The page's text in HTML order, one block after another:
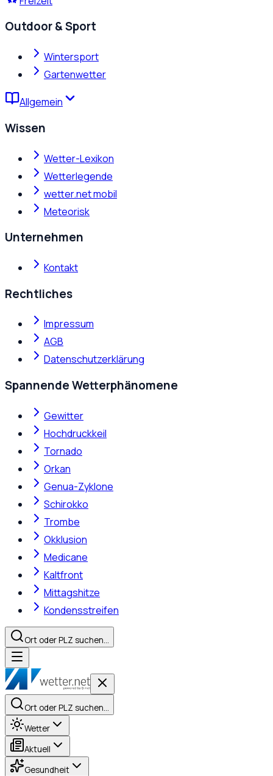
Outdoor & Sport
Wintersport
Gartenwetter
Allgemein
Wissen
Wetter-Lexikon
Wetterlegende
wetter.net mobil
Meteorisk
Unternehmen
Kontakt
Rechtliches
Impressum
AGB
Datenschutzerklärung
Spannende Wetterphänomene
Gewitter
Hochdruckkeil
Tornado
Orkan
Genua-Zyklone
Schirokko
Trombe
Okklusion
Medicane
Kaltfront
Mittagshitze
Kondensstreifen
Ort oder PLZ suchen…
Ort oder PLZ suchen…
Wetter
Aktuell
Gesundheit